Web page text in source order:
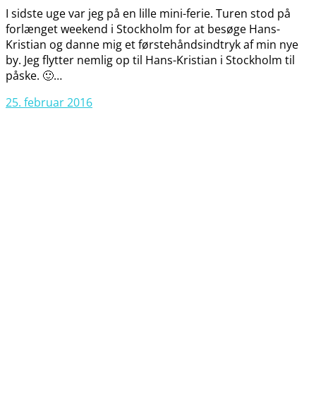
I sidste uge var jeg på en lille mini-ferie. Turen stod på
forlænget weekend i Stockholm for at besøge Hans-
Kristian og danne mig et førstehåndsindtryk af min nye
by. Jeg flytter nemlig op til Hans-Kristian i Stockholm til
påske. 🙂…
25. februar 2016